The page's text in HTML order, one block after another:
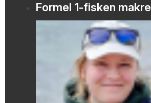
Formel 1-fisken